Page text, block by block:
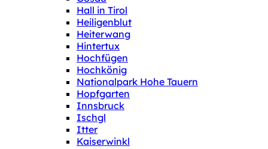
Hall in Tirol
Heiligenblut
Heiterwang
Hintertux
Hochfügen
Hochkönig
Nationalpark Hohe Tauern
Hopfgarten
Innsbruck
Ischgl
Itter
Kaiserwinkl